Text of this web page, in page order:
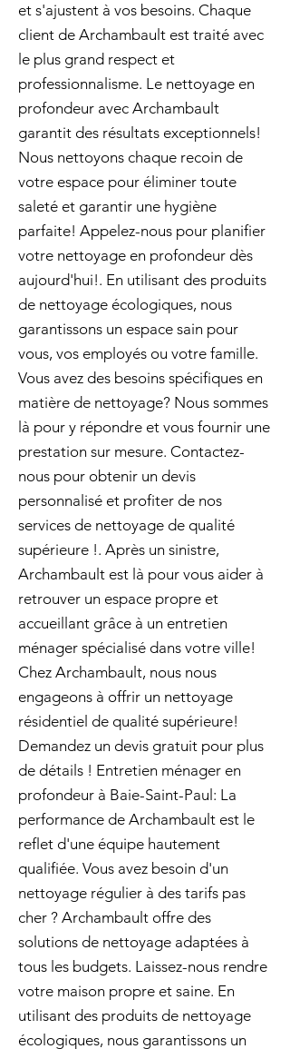
et s'ajustent à vos besoins. Chaque
client de Archambault est traité avec
le plus grand respect et
professionnalisme. Le nettoyage en
profondeur avec Archambault
garantit des résultats exceptionnels!
Nous nettoyons chaque recoin de
votre espace pour éliminer toute
saleté et garantir une hygiène
parfaite! Appelez-nous pour planifier
votre nettoyage en profondeur dès
aujourd'hui!. En utilisant des produits
de nettoyage écologiques, nous
garantissons un espace sain pour
vous, vos employés ou votre famille.
Vous avez des besoins spécifiques en
matière de nettoyage? Nous sommes
là pour y répondre et vous fournir une
prestation sur mesure. Contactez-
nous pour obtenir un devis
personnalisé et profiter de nos
services de nettoyage de qualité
supérieure !. Après un sinistre,
Archambault est là pour vous aider à
retrouver un espace propre et
accueillant grâce à un entretien
ménager spécialisé dans votre ville!
Chez Archambault, nous nous
engageons à offrir un nettoyage
résidentiel de qualité supérieure!
Demandez un devis gratuit pour plus
de détails ! Entretien ménager en
profondeur à Baie-Saint-Paul: La
performance de Archambault est le
reflet d'une équipe hautement
qualifiée. Vous avez besoin d'un
nettoyage régulier à des tarifs pas
cher ? Archambault offre des
solutions de nettoyage adaptées à
tous les budgets. Laissez-nous rendre
votre maison propre et saine. En
utilisant des produits de nettoyage
écologiques, nous garantissons un